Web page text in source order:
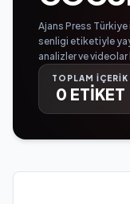
Ajans Press
senligi etiketiyle
analizler ve
TOPLAM İÇERİK
0 ETİKET